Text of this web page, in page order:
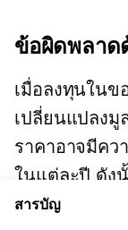
ข้อผิดพลาด
เมื่อลงทุนในข
เปลี่ยนแปลง
ราคาอาจมีคว
ในแต่ละปี ดัง
กลับมาตรวจส
สารบัญ